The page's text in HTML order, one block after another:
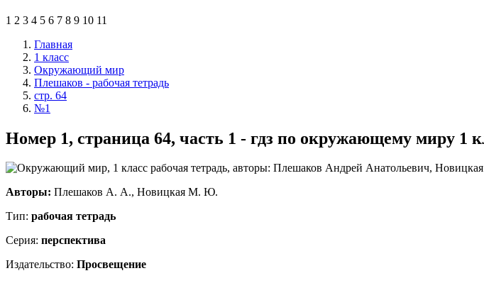
1 2 3 4 5 6 7 8 9 10 11
Главная
1 класс
Окружающий мир
Плешаков - рабочая тетрадь
стр. 64
№1
Номер 1, страница 64, часть 1 - гдз по окружающему миру 1
Авторы: Плешаков А. А., Новицкая М. Ю.
Тип: рабочая тетрадь
Серия: перспектива
Издательство: Просвещение